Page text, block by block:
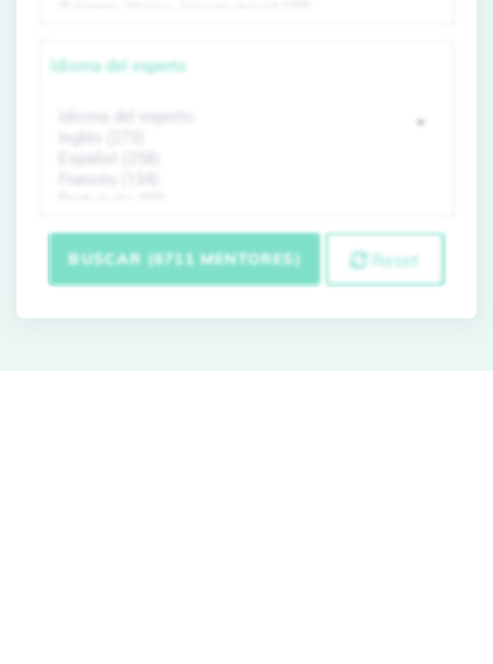
Idioma del experto
BUSCAR (6711 MENTORES) Reset